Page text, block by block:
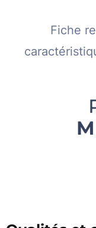
Fiche